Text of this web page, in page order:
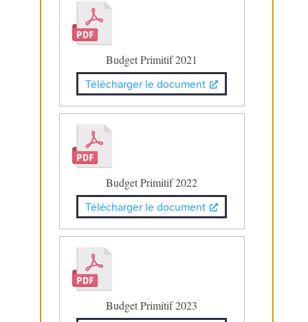
Budget Primitif 2021
Télécharger le document
Budget Primitif 2022
Télécharger le document
Budget Primitif 2023